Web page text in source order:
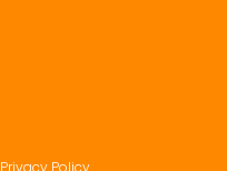
Privacy Policy